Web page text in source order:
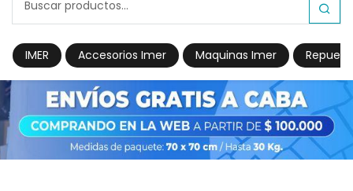
IMER Accesorios Imer Maquinas Imer